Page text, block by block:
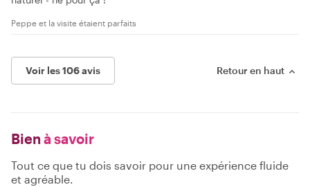
Peppe et la visite étaient parfaits
Voir les 106 avis Retour en haut
Bien à savoir
Tout ce que tu dois savoir pour une expérience fluide
et agréable.